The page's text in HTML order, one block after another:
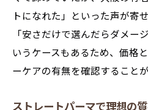
トになれた」といった声が寄
「安さだけで選んだらダメー
いうケースもあるため、価格
ーケアの有無を確認することが
ストレートパーマで理想の